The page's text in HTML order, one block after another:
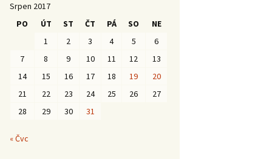
Srpen 2017
PO
ÚT ST ČT PÁ SO
NE
1
2 3 4 5
6
7
8 9 10 11 12
13
14
15 16 17 18 19
20
21
22 23 24 25 26
27
28
29 30 31
« Čvc